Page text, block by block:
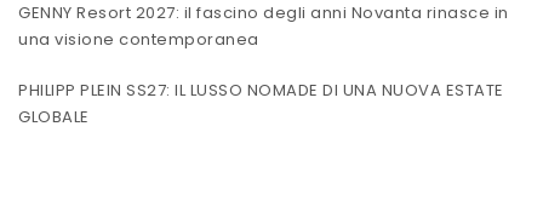
GENNY Resort 2027: il fascino degli anni Novanta rinasce in
una visione contemporanea
PHILIPP PLEIN SS27: IL LUSSO NOMADE DI UNA NUOVA ESTATE
GLOBALE